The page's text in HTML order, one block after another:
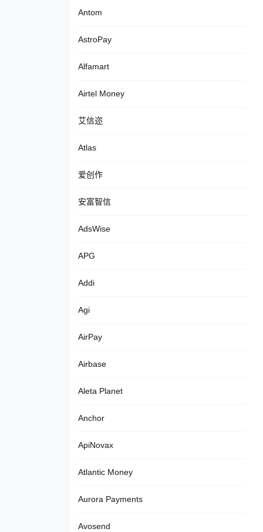
Antom
AstroPay
Alfamart
Airtel Money
艾信迩
Atlas
爱创作
安富智信
AdsWise
APG
Addi
Agi
AirPay
Airbase
Aleta Planet
Anchor
ApiNovax
Atlantic Money
Aurora Payments
Avosend